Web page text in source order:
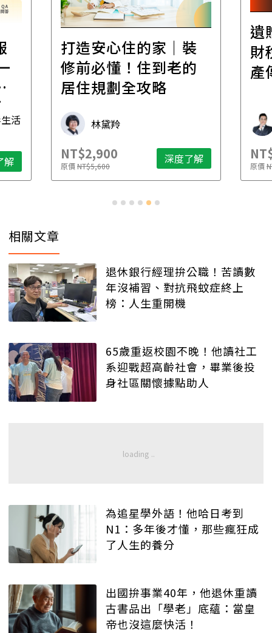
活
解
打造安心住的家｜裝
修前必懂！住到老的
居住規劃全攻略
林黛羚
NT$2,900
原價NT$5,600 深度了解
遺
財
產
原價
相關文章
退休銀行經理拚公職！苦讀數
年沒補習、對抗飛蚊症終上
榜：人生重開機
65歲重返校園不晚！他讀社工
系迎戰超高齡社會，畢業後投
身社區關懷據點助人
為追星學外語！他哈日考到
N1：多年後才懂，那些瘋狂成
了人生的養分
出國拚事業40年，他退休重讀
古書品出「學老」底蘊：當皇
帝也沒這麼快活！